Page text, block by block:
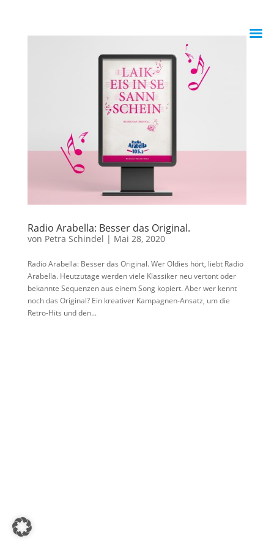
Radio Arabella: Besser das Original.
von Petra Schindel | Mai 28, 2020
Radio Arabella: Besser das Original. Wer Oldies hört, liebt Radio
Arabella. Heutzutage werden viele Klassiker neu vertont oder
bekannte Sequenzen aus einem Song kopiert. Aber wer kennt
noch das Original? Ein kreativer Kampagnen-Ansatz, um die
Retro-Hits und den...